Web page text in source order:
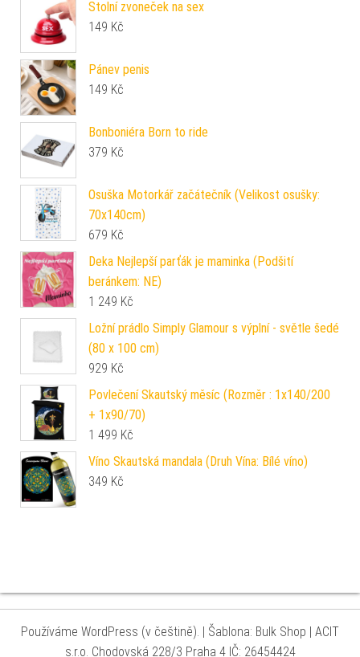
Stolní zvoneček na sex
149 Kč
Pánev penis
149 Kč
Bonboniéra Born to ride
379 Kč
Osuška Motorkář začátečník (Velikost osušky:
70x140cm)
679 Kč
Deka Nejlepší parťák je maminka (Podšití
beránkem: NE)
1 249 Kč
Ložní prádlo Simply Glamour s výplní - světle šedé
(80 x 100 cm)
929 Kč
Povlečení Skautský měsíc (Rozměr : 1x140/200
+ 1x90/70)
1 499 Kč
Víno Skautská mandala (Druh Vína: Bílé víno)
349 Kč
Používáme WordPress (v češtině). | Šablona: Bulk Shop | ACIT
s.r.o. Chodovská 228/3 Praha 4 IČ: 26454424